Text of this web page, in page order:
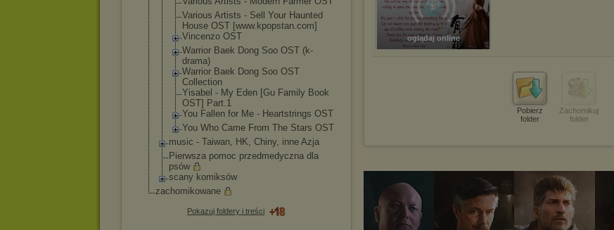
Istnieje możliwość zmiany ustawień przeglądarki internetowej w
sposób uniemożliwiający przechowywanie plików cookies na
urządzeniu końcowym. Można również usunąć pliki cookies,
dokonując odpowiednich zmian w ustawieniach przeglądarki
internetowej.
Pełną informację na ten temat znajdziesz pod adresem
Various Artists - Sell Your Haunted
House OST [www.kpopstan.com]
Vincenzo OST
Warrior Baek Dong Soo OST (k-
drama)
Warrior Baek Dong Soo OST
Collection
Yisabel - My Eden [Gu Family Book
OST] Part.1
You Fallen for Me - Heartstrings OST
You Who Came From The Stars OST
music - Taiwan, HK, Chiny, inne Azja
Pierwsza pomoc przedmedyczna dla
psów
scany komiksów
zachomikowane
Pokazuj foldery i treści
oglądaj online
Pobierz
folder
Zachomikuj
folder